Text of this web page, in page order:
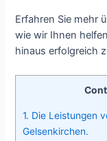
Erfahren Sie mehr
wie wir Ihnen
hinaus erfolgreich
1. Die Leistungen
Gelsenkirchen.